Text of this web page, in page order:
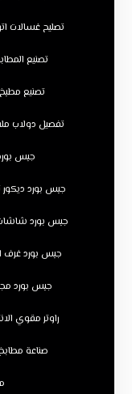
تصليح غسالات
تصنيع
تصنيع
تفصيل دولاب
جبس
جبس بورد ديكور
جبس بورد
جبس بورد غرف
جبس بورد
راوتر مقوي
صناعة